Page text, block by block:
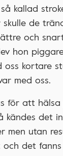
kallad
de
och
hon
oss kortare
med oss.
för att
det
men utan
det